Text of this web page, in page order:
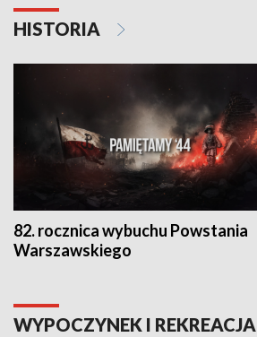
HISTORIA
82. rocznica wybuchu Powstania
Warszawskiego
WYPOCZYNEK I REKREACJA